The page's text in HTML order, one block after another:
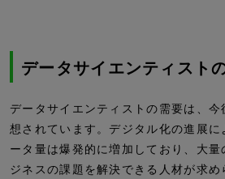
データサイエンティスト
データサイエンティストの需要は、
想されています。デジタル化の進展
ータ量は爆発的に増加しており、大
ジネスの課題を解決できる人材が求め